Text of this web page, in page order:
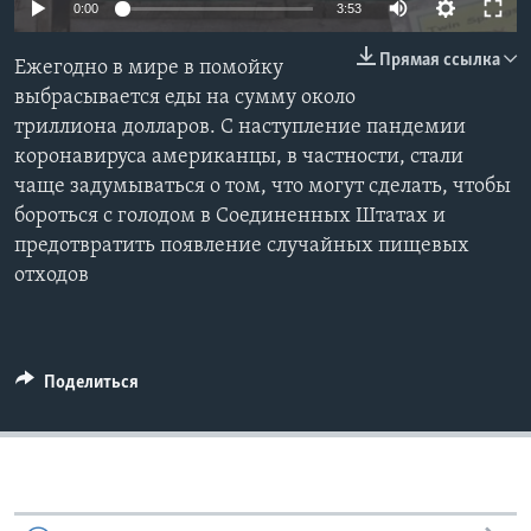
СОЦИАЛЬНЫЕ СЕТИ
Языки
0:00 3:53
Прямая ссылка
Ежегодно в мире в помойку
выбрасывается еды на сумму около
триллиона долларов. С наступление пандемии
коронавируса американцы, в частности, стали
чаще задумываться о том, что могут сделать, чтобы
бороться с голодом в Соединенных Штатах и
предотвратить появление случайных пищевых
отходов
Поделиться